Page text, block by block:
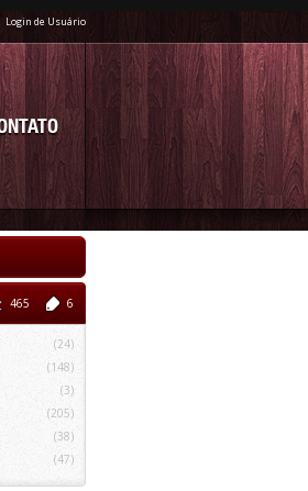
Login de Usuário
465 6
(24)
(148)
(3)
(205)
(38)
(47)